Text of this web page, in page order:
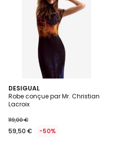
DESIGUAL
Robe conçue par Mr. Christian
Lacroix
119,00 €
59,50 € -50%